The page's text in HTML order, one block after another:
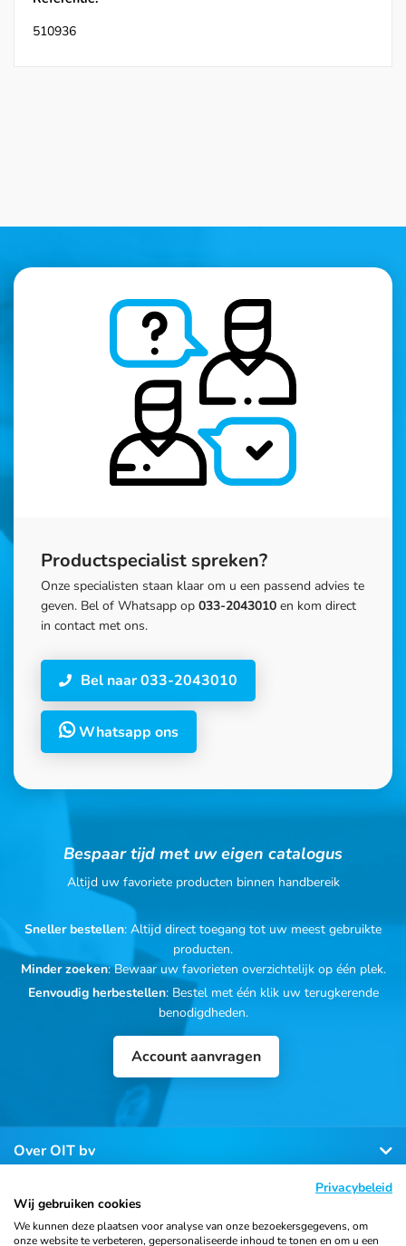
510936
Productspecialist spreken?
Onze specialisten staan klaar om u een passend advies te
geven. Bel of Whatsapp op 033-2043010 en kom direct
in contact met ons.
Bel naar 033-2043010
Whatsapp ons
Bespaar tijd met uw eigen catalogus
Altijd uw favoriete producten binnen handbereik
Sneller bestellen: Altijd direct toegang tot uw meest gebruikte
producten.
Minder zoeken: Bewaar uw favorieten overzichtelijk op één plek.
Eenvoudig herbestellen: Bestel met één klik uw terugkerende
benodigdheden.
Account aanvragen
Over OIT bv
Klantenservice
Privacybeleid
Wij gebruiken cookies
We kunnen deze plaatsen voor analyse van onze bezoekersgegevens, om
onze website te verbeteren, gepersonaliseerde inhoud te tonen en om u een